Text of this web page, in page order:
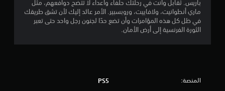
0
م
ن
باريس. تُقابل وأنت في رحلتك حلفاء وأعداء لا تتضح دوافعهم، مثل
ماري أنطوانيت، ولافاييت، وروبسبير. الأمر عائد إليك لأن تشق طريقك
في ظل كل هذه المؤامرات وأن تضع حدًا لجنون رجل واحد حتى تعبر
الثورة الفرنسية إلى أرض الأمان.
المنصة: PS5